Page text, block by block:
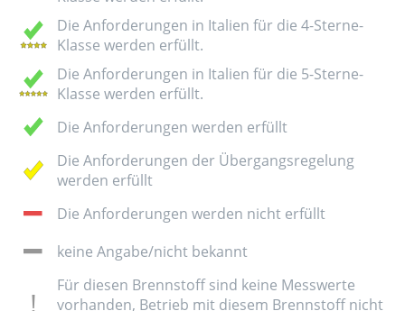
Die Anforderungen in Italien für die 4-Sterne-
Klasse werden erfüllt.
Die Anforderungen in Italien für die 5-Sterne-
Klasse werden erfüllt.
Die Anforderungen werden erfüllt
Die Anforderungen der Übergangsregelung
werden erfüllt
Die Anforderungen werden nicht erfüllt
keine Angabe/nicht bekannt
Für diesen Brennstoff sind keine Messwerte
vorhanden, Betrieb mit diesem Brennstoff nicht